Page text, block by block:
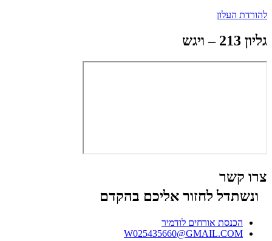
להורדת העלון
גליון 213 – ויגש
צרו קשר
ונשתדל לחזור אליכם בהקדם
הכנסת אורחים לודמיר
W025435660@GMAIL.COM